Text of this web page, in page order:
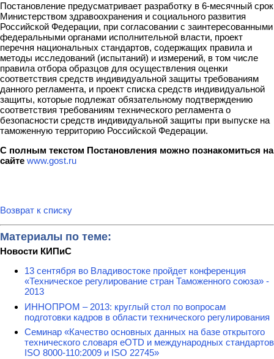
Постановление предусматривает разработку в 6-месячный срок
Министерством здравоохранения и социального развития
Российской Федерации, при согласовании с заинтересованными
федеральными органами исполнительной власти, проект
перечня национальных стандартов, содержащих правила и
методы исследований (испытаний) и измерений, в том числе
правила отбора образцов для осуществления оценки
соответствия средств индивидуальной защиты требованиям
данного регламента, и проект списка средств индивидуальной
защиты, которые подлежат обязательному подтверждению
соответствия требованиям технического регламента о
безопасности средств индивидуальной защиты при выпуске на
таможенную территорию Российской Федерации.
С полным текстом Постановления можно познакомиться на
сайте www.gost.ru
Возврат к списку
Материалы по теме:
Новости КИПиС
13 сентября во Владивостоке пройдет конференция
«Техническое регулирование стран Таможенного союза» -
2013
ИННОПРОМ – 2013: круглый стол по вопросам
подготовки кадров в области технического регулирования
Семинар «Качество основных данных на базе открытого
технического словаря eOTD и международных стандартов
ISO 8000-110:2009 и ISO 22745»